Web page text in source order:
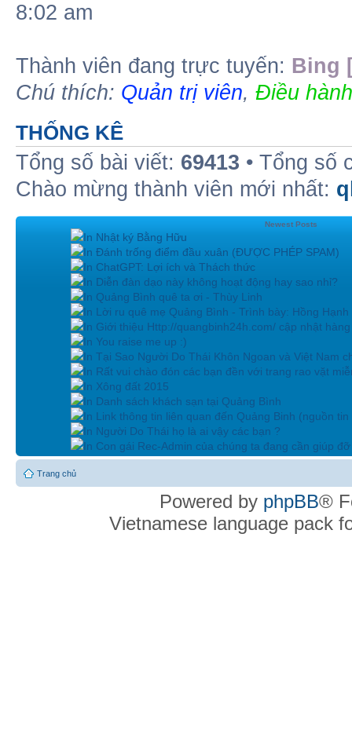
8:02 am
Thành viên đang trực tuyến: Bing
Chú thích: Quản trị viên, Điều
THỐNG KÊ
Tổng số bài viết: 69413 • Tổng số
Chào mừng thành viên mới nhất:
Newest Posts
In Nhật ký Bằng Hữu
In Đánh trống điểm đầu xuân (ĐƯỢC PHÉP SPAM)
In ChatGPT: Lợi ích và Thách thức
In Diễn đàn dạo này không hoạt động hay sao nhỉ?
In Quảng Bình quê ta ơi - Thùy Linh
In Lời ru quê mẹ Quảng Bình - Trình bày: Hồng Hạnh
In Giới thiệu Http://quangbinh24h.com/ cập nhật
In You raise me up :)
In Tại Sao Người Do Thái Khôn Ngoan và Việt Nam
In Rất vui chào đón các bạn đền với trang rao vặt
In Xông đất 2015
In Danh sách khách sạn tại Quảng Bình
In Link thông tin liên quan đến Quảng Binh (nguồn tin
In Người Do Thái họ là ai vậy các bạn ?
In Con gái Rec-Admin của chúng ta đang cần giúp
Trang chủ
Powered by phpBB®
Vietnamese language pack